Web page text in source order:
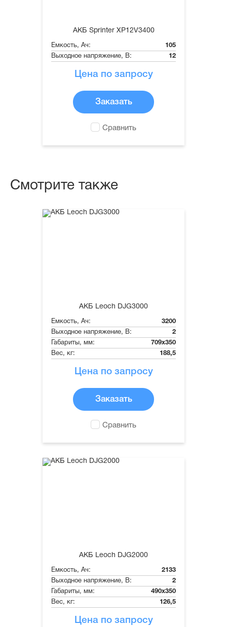
АКБ Sprinter XP12V3400
Емкость, Ач:
105
Выходное напряжение, В:
12
Цена по запросу
Заказать
Сравнить
Смотрите также
АКБ Leoch DJG3000
Емкость, Ач:
3200
Выходное напряжение, В:
2
Габариты, мм:
709x350
Вес, кг:
188,5
Цена по запросу
Заказать
Сравнить
АКБ Leoch DJG2000
Емкость, Ач:
2133
Выходное напряжение, В:
2
Габариты, мм:
490x350
Вес, кг:
126,5
Цена по запросу